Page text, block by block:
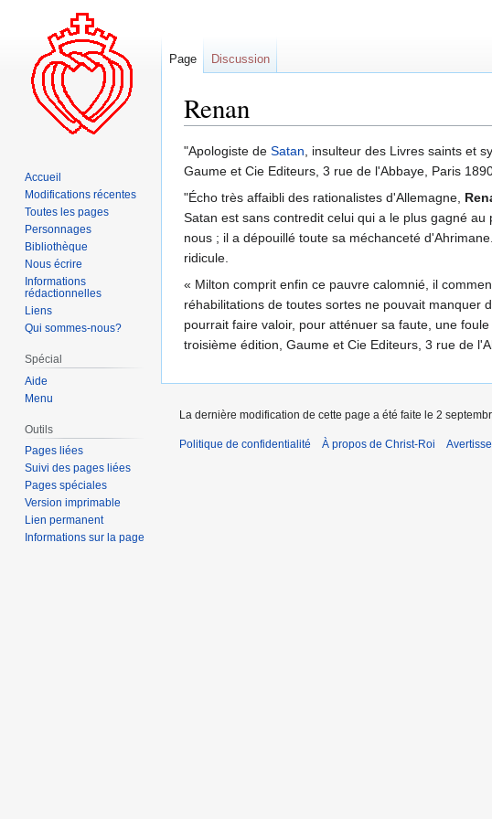
Renan
Aller
à
la
navigation
Aller
à
la
recherche
"Apologiste de Satan, insulteur des Livres saints et
Gaume et Cie Editeurs, 3 rue de l'Abbaye, Paris
"Écho très affaibli des rationalistes d'Allemagne,
Satan est sans contredit celui qui a le plus gagné au
nous ; il a dépouillé toute sa méchanceté
ridicule.
« Milton comprit enfin ce pauvre calomnié, il
réhabilitations de toutes sortes ne pouvait manquer
pourrait faire valoir, pour atténuer sa faute, une
troisième édition, Gaume et Cie Editeurs, 3 rue de
Page Discussion
Accueil
Modifications récentes
Toutes les pages
Personnages
Bibliothèque
Nous écrire
Informations
rédactionnelles
Liens
Qui sommes-nous?
Spécial
Aide
Menu
Outils
Pages liées
Suivi des pages liées
Pages spéciales
Version imprimable
Lien permanent
Informations sur la page
La dernière modification de cette page a été faite le 2
Politique de confidentialité À propos de Christ-Roi